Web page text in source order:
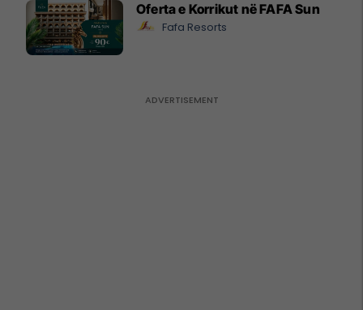
Oferta e Korrikut në FAFA Sun
Fafa Resorts